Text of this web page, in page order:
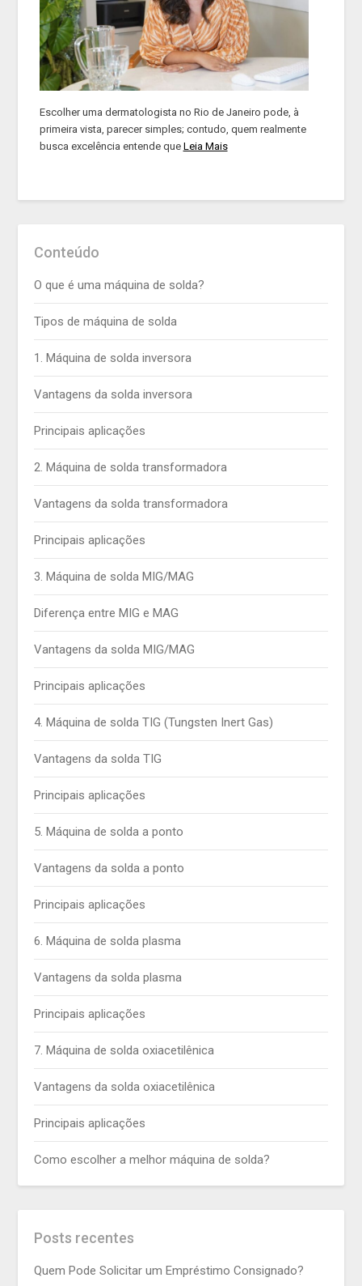
Escolher uma dermatologista no Rio de Janeiro pode, à
primeira vista, parecer simples; contudo, quem realmente
busca excelência entende que Leia Mais
Conteúdo
O que é uma máquina de solda?
Tipos de máquina de solda
1. Máquina de solda inversora
Vantagens da solda inversora
Principais aplicações
2. Máquina de solda transformadora
Vantagens da solda transformadora
Principais aplicações
3. Máquina de solda MIG/MAG
Diferença entre MIG e MAG
Vantagens da solda MIG/MAG
Principais aplicações
4. Máquina de solda TIG (Tungsten Inert Gas)
Vantagens da solda TIG
Principais aplicações
5. Máquina de solda a ponto
Vantagens da solda a ponto
Principais aplicações
6. Máquina de solda plasma
Vantagens da solda plasma
Principais aplicações
7. Máquina de solda oxiacetilênica
Vantagens da solda oxiacetilênica
Principais aplicações
Como escolher a melhor máquina de solda?
Posts recentes
Quem Pode Solicitar um Empréstimo Consignado?